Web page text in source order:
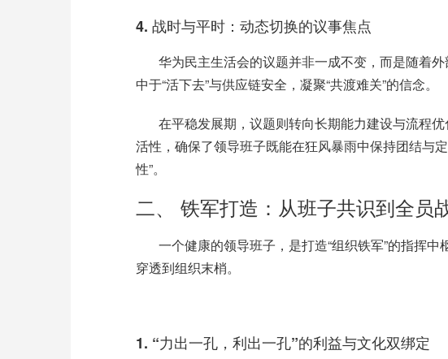
4. 战时与平时：动态切换的议事焦点
华为民主生活会的议题并非一成不变，而是随着
中于“活下去”与供应链安全，凝聚“共渡难关”的信念。
在平稳发展期，议题则转向长期能力建设与流程
活性，确保了领导班子既能在狂风暴雨中保持团结与
性”。
二、 铁军打造：从班子共识到全员
一个健康的领导班子，是打造“组织铁军”的指挥
穿透到组织末梢。
1. “力出一孔，利出一孔”的利益与文化双绑定